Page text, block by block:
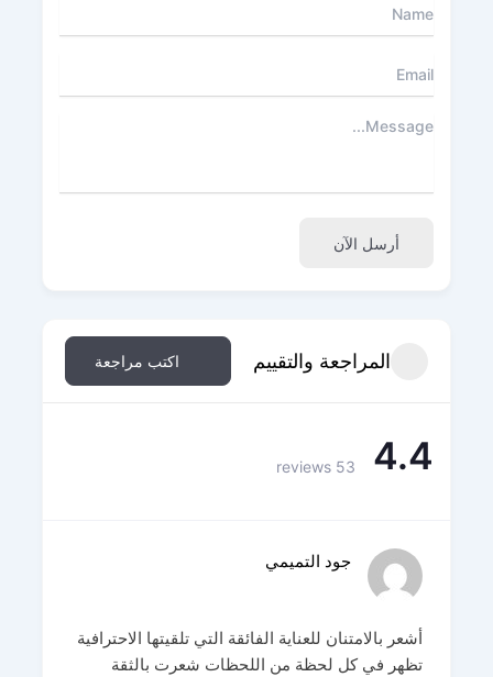
أرسل الآن
المراجعة والتقييم اكتب مراجعة
4.4
53 reviews
جود التميمي
أشعر بالامتنان للعناية الفائقة التي تلقيتها الاحترافية
تظهر في كل لحظة من اللحظات شعرت بالثقة